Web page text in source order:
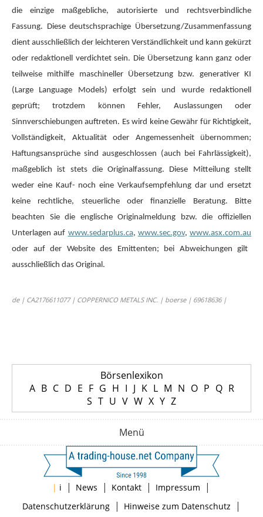
die einzige maßgebliche, autorisierte und rechtsverbindliche
Fassung. Diese deutschsprachige Übersetzung/Zusammenfassung
dient ausschließlich der leichteren Verständlichkeit und kann gekürzt
oder redaktionell verdichtet sein. Die Übersetzung kann ganz oder
teilweise mithilfe maschineller Übersetzung bzw. generativer KI
(Large Language Models) erfolgt sein und wurde redaktionell
geprüft; trotzdem können Fehler, Auslassungen oder
Sinnverschiebungen auftreten. Es wird keine Gewähr für Richtigkeit,
Vollständigkeit, Aktualität oder Angemessenheit übernommen;
Haftungsansprüche sind ausgeschlossen (auch bei Fahrlässigkeit),
maßgeblich ist stets die Originalfassung. Diese Mitteilung stellt
weder eine Kauf- noch eine Verkaufsempfehlung dar und ersetzt
keine rechtliche, steuerliche oder finanzielle Beratung. Bitte
beachten Sie die englische Originalmeldung bzw. die offiziellen
Unterlagen auf www.sedarplus.ca, www.sec.gov, www.asx.com.au
oder auf der Website des Emittenten; bei Abweichungen gilt
ausschließlich das Original.
de | CA2176611077 | COPPERNICO METALS INC. | boerse | 69618636 |
Börsenlexikon
A B C D E F G H I J K L M N O P Q R
S T U V W X Y Z
Menü
| i | News | Kontakt | Impressum |
Datenschutzerklärung| Hinweise zum Datenschutz |